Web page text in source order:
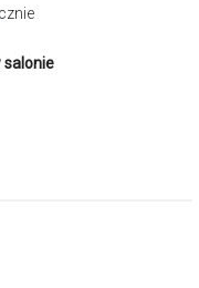
salonie